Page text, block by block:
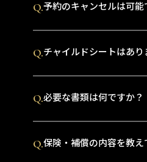
Q.予約のキャンセルは可能
Q.チャイルドシートはあり
Q.必要な書類は何ですか？
Q.保険・補償の内容を教え